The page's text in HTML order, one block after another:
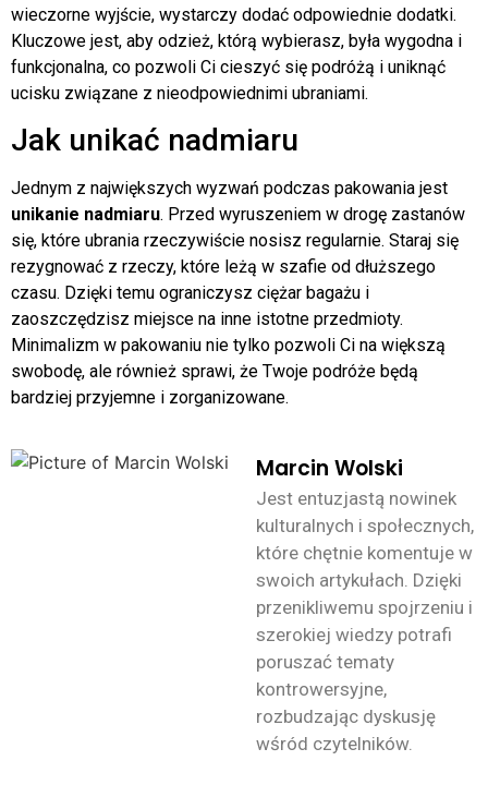
wieczorne wyjście, wystarczy dodać odpowiednie dodatki.
Kluczowe jest, aby odzież, którą wybierasz, była wygodna i
funkcjonalna, co pozwoli Ci cieszyć się podróżą i uniknąć
ucisku związane z nieodpowiednimi ubraniami.
Jak unikać nadmiaru
Jednym z największych wyzwań podczas pakowania jest
unikanie nadmiaru. Przed wyruszeniem w drogę zastanów
się, które ubrania rzeczywiście nosisz regularnie. Staraj się
rezygnować z rzeczy, które leżą w szafie od dłuższego
czasu. Dzięki temu ograniczysz ciężar bagażu i
zaoszczędzisz miejsce na inne istotne przedmioty.
Minimalizm w pakowaniu nie tylko pozwoli Ci na większą
swobodę, ale również sprawi, że Twoje podróże będą
bardziej przyjemne i zorganizowane.
Marcin Wolski
Jest entuzjastą nowinek
kulturalnych i społecznych,
które chętnie komentuje w
swoich artykułach. Dzięki
przenikliwemu spojrzeniu i
szerokiej wiedzy potrafi
poruszać tematy
kontrowersyjne,
rozbudzając dyskusję
wśród czytelników.